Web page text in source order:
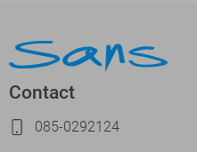
Contact
085-0292124